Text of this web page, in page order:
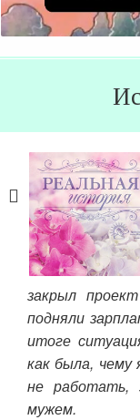
закрыл
подняли
итоге
как была, чему
не работать,
мужем.